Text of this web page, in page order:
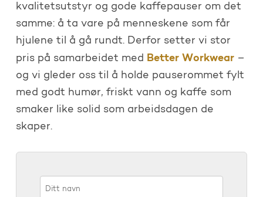
kvalitetsutstyr og gode kaffepauser om det
samme: å ta vare på menneskene som får
hjulene til å gå rundt. Derfor setter vi stor
pris på samarbeidet med Better Workwear–
og vi gleder oss til å holde pauserommet fylt
med godt humør, friskt vann og kaffe som
smaker like solid som arbeidsdagen de
skaper.